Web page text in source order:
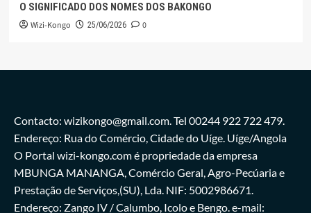
O SIGNIFICADO DOS NOMES DOS BAKONGO
Wizi-Kongo 25/06/2026 0
Contacto: wizikongo@gmail.com. Tel 00244 922 722 479.
Endereço: Rua do Comércio, Cidade do Uíge. Uíge/Angola
O Portal wizi-kongo.com é propriedade da empresa
MBUNGA MANANGA, Comércio Geral, Agro-Pecúaria e
Prestação de Serviços,(SU), Lda. NIF: 5002986671.
Endereço: Zango IV / Calumbo, Icolo e Bengo. e-mail: